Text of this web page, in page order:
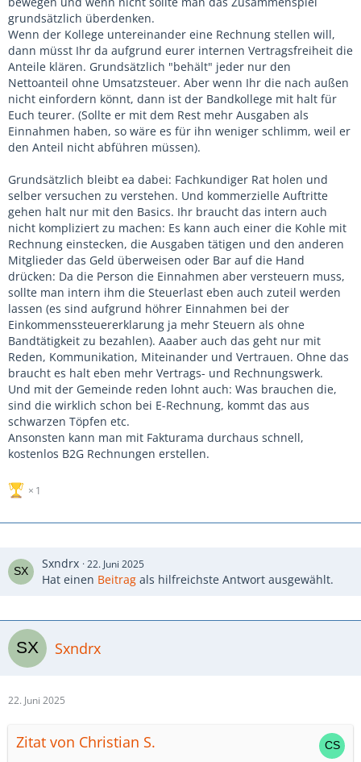
grundsätzlich überdenken.
Wenn der Kollege untereinander eine Rechnung stellen will,
dann müsst Ihr da aufgrund eurer internen Vertragsfreiheit die
Anteile klären. Grundsätzlich "behält" jeder nur den
Nettoanteil ohne Umsatzsteuer. Aber wenn Ihr die nach außen
nicht einfordern könnt, dann ist der Bandkollege mit halt für
Euch teurer. (Sollte er mit dem Rest mehr Ausgaben als
Einnahmen haben, so wäre es für ihn weniger schlimm, weil er
den Anteil nicht abführen müssen).
Grundsätzlich bleibt ea dabei: Fachkundiger Rat holen und
selber versuchen zu verstehen. Und kommerzielle Auftritte
gehen halt nur mit den Basics. Ihr braucht das intern auch
nicht kompliziert zu machen: Es kann auch einer die Kohle mit
Rechnung einstecken, die Ausgaben tätigen und den anderen
Mitglieder das Geld überweisen oder Bar auf die Hand
drücken: Da die Person die Einnahmen aber versteuern muss,
sollte man intern ihm die Steuerlast eben auch zuteil werden
lassen (es sind aufgrund höhrer Einnahmen bei der
Einkommenssteuererklarung ja mehr Steuern als ohne
Bandtätigkeit zu bezahlen). Aaaber auch das geht nur mit
Reden, Kommunikation, Miteinander und Vertrauen. Ohne das
braucht es halt eben mehr Vertrags- und Rechnungswerk.
Und mit der Gemeinde reden lohnt auch: Was brauchen die,
sind die wirklich schon bei E-Rechnung, kommt das aus
schwarzen Töpfen etc.
Ansonsten kann man mit Fakturama durchaus schnell,
kostenlos B2G Rechnungen erstellen.
1
Sxndrx 22. Juni 2025
Hat einen Beitrag als hilfreichste Antwort ausgewählt.
Sxndrx
22. Juni 2025
Zitat von Christian S.